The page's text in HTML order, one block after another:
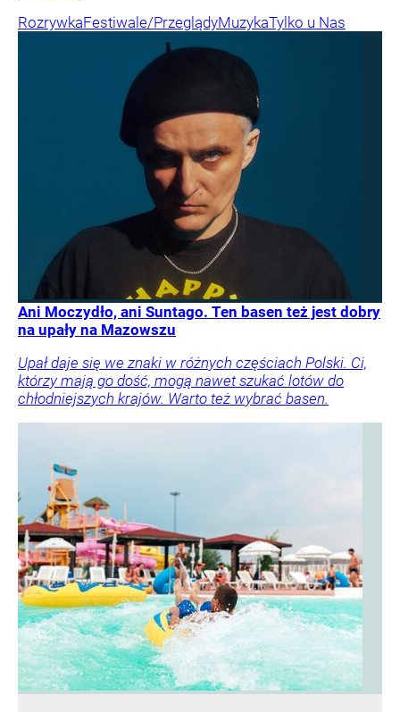
RozrywkaFestiwale/PrzeglądyMuzykaTylko u Nas
Ani Moczydło, ani Suntago. Ten basen też jest dobry
na upały na Mazowszu
Upał daje się we znaki w różnych częściach Polski. Ci,
którzy mają go dość, mogą nawet szukać lotów do
chłodniejszych krajów. Warto też wybrać basen.